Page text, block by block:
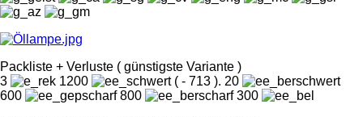
Packliste + Verluste ( günstigste Variante )
3
1200
( - 713 ). 20
600
800 300